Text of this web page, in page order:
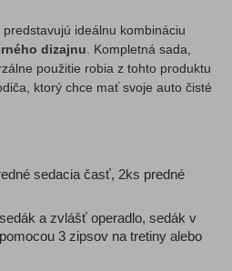
predstavujú ideálnu kombináciu
dizajnu . Kompletná sada,
použitie robia z tohto produktu
ktorý chce mať svoje auto čisté
sedacia časť, 2ks predné
a zvlášť operadlo, sedák v
3 zipsov na tretiny alebo